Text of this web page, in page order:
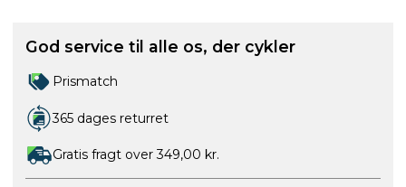
God service til alle os, der cykler
Prismatch
365 dages returret
Gratis fragt over 349,00 kr.